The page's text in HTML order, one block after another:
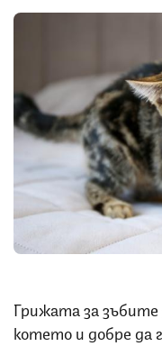
Грижата за зъбите
котето и добре да